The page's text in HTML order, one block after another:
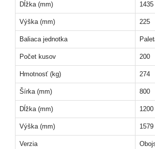
Dĺžka (mm) 1435
Výška (mm) 225
Baliaca jednotka
Počet kusov 200
Hmotnosť (kg) 274
Šírka (mm) 800
Dĺžka (mm) 1200
Výška (mm) 1579
Verzia